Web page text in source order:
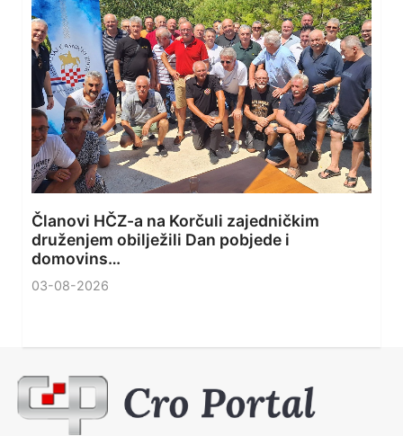
Članovi HČZ-a na Korčuli zajedničkim
druženjem obilježili Dan pobjede i
domovins…
03-08-2026